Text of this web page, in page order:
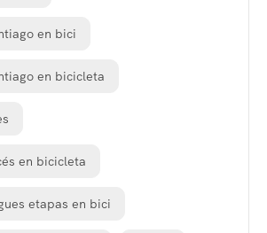
en bici
en bicicleta
en bicicleta
etapas en bici